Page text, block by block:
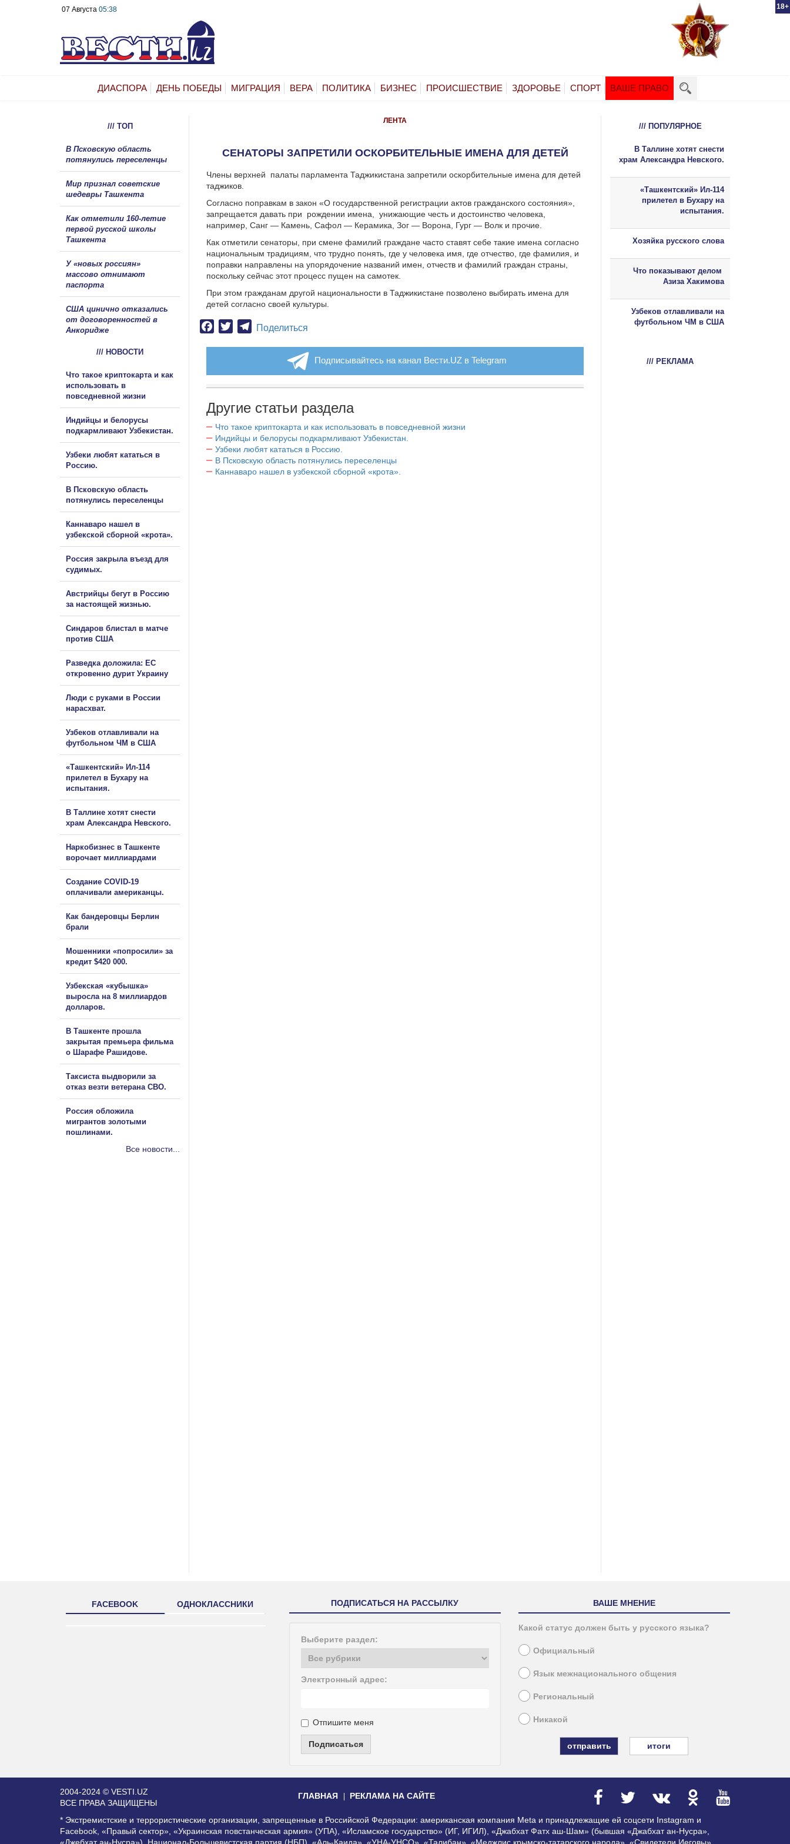
18+
07 Августа 05:38
ДИАСПОРА ДЕНЬ ПОБЕДЫ МИГРАЦИЯ ВЕРА ПОЛИТИКА БИЗНЕС ПРОИСШЕСТВИЕ ЗДОРОВЬЕ СПОРТ ВАШЕ ПРАВО
ЛЕНТА
СЕНАТОРЫ ЗАПРЕТИЛИ ОСКОРБИТЕЛЬНЫЕ ИМЕНА ДЛЯ ДЕТЕЙ
Члены верхней палаты парламента Таджикистана запретили оскорбительные имена для детей
таджиков.
Согласно поправкам в закон «О государственной регистрации актов гражданского состояния»,
запрещается давать при рождении имена, унижающие честь и достоинство человека,
например, Санг — Камень, Сафол — Керамика, Зог — Ворона, Гург — Волк и прочие.
Как отметили сенаторы, при смене фамилий граждане часто ставят себе такие имена согласно
национальным традициям, что трудно понять, где у человека имя, где отчество, где фамилия, и
поправки направлены на упорядочение названий имен, отчеств и фамилий граждан страны,
поскольку сейчас этот процесс пущен на самотек.
При этом гражданам другой национальности в Таджикистане позволено выбирать имена для
детей согласно своей культуры.
Facebook
TwitterTelegram
Поделиться
Подписывайтесь на канал Вести.UZ в Telegram
Другие статьи раздела
Что такое криптокарта и как использовать в повседневной жизни
Индийцы и белорусы подкармливают Узбекистан.
Узбеки любят кататься в Россию.
В Псковскую область потянулись переселенцы
Каннаваро нашел в узбекской сборной «крота».
/// ТОП
В Псковскую область
потянулись переселенцы
Мир признал советские
шедевры Ташкента
Как отметили 160-летие
первой русской школы
Ташкента
У «новых россиян»
массово отнимают
паспорта
США цинично отказались
от договоренностей в
Анкоридже
/// НОВОСТИ
Что такое криптокарта и как
использовать в
повседневной жизни
Индийцы и белорусы
подкармливают Узбекистан.
Узбеки любят кататься в
Россию.
В Псковскую область
потянулись переселенцы
Каннаваро нашел в
узбекской сборной «крота».
Россия закрыла въезд для
судимых.
Австрийцы бегут в Россию
за настоящей жизнью.
Синдаров блистал в матче
против США
Разведка доложила: ЕС
откровенно дурит Украину
Люди с руками в России
нарасхват.
Узбеков отлавливали на
футбольном ЧМ в США
«Ташкентский» Ил-114
прилетел в Бухару на
испытания.
В Таллине хотят снести
храм Александра Невского.
Наркобизнес в Ташкенте
ворочает миллиардами
Создание COVID-19
оплачивали американцы.
Как бандеровцы Берлин
брали
Мошенники «попросили» за
кредит $420 000.
Узбекская «кубышка»
выросла на 8 миллиардов
долларов.
В Ташкенте прошла
закрытая премьера фильма
о Шарафе Рашидове.
Таксиста выдворили за
отказ везти ветерана СВО.
Россия обложила
мигрантов золотыми
пошлинами.
Все новости...
/// ПОПУЛЯРНОЕ
В Таллине хотят снести
храм Александра Невского.
«Ташкентский» Ил-114
прилетел в Бухару на
испытания.
Хозяйка русского слова
Что показывают делом
Азиза Хакимова
Узбеков отлавливали на
футбольном ЧМ в США
/// РЕКЛАМА
FACEBOOK ОДНОКЛАССНИКИ ПОДПИСАТЬСЯ НА РАССЫЛКУ
Выберите раздел:
Электронный адрес:
Отпишите меня
Подписаться
ВАШЕ МНЕНИЕ
Какой статус должен быть у русского языка?
Официальный
Язык межнационального общения
Региональный
Никакой
итоги
2004-2024 © VESTI.UZ
ВСЕ ПРАВА ЗАЩИЩЕНЫ
ГЛАВНАЯ РЕКЛАМА НА САЙТЕ
* Экстремистские и террористические организации, запрещенные в Российской Федерации: американская компания Meta и принадлежащие ей соцсети Instagram и
Facebook, «Правый сектор», «Украинская повстанческая армия» (УПА), «Исламское государство» (ИГ, ИГИЛ), «Джабхат Фатх аш-Шам» (бывшая «Джабхат ан-Нусра»,
«Джебхат ан-Нусра»), Национал-Большевистская партия (НБП), «Аль-Каида», «УНА-УНСО», «Талибан», «Меджлис крымско-татарского народа», «Свидетели Иеговы»,